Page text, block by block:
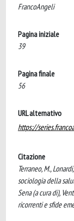
FrancoAngeli
Pagina iniziale
39
Pagina finale
56
URL alternativo
https://
Citazione
Terraneo, M.,
sociologia della
Sena (a cura di),
ricorrenti e sfide